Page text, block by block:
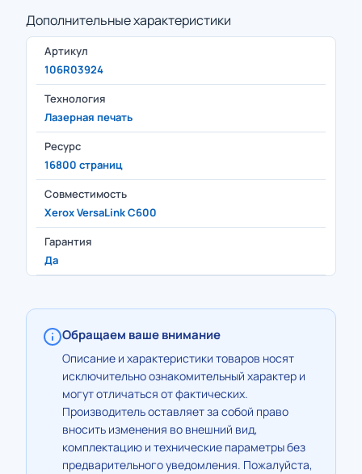
Дополнительные характеристики
Артикул
106R03924
Технология
Лазерная печать
Ресурс
16800 страниц
Совместимость
Xerox VersaLink C600
Гарантия
Да
Обращаем ваше внимание
Описание и характеристики товаров носят
исключительно ознакомительный характер и
могут отличаться от фактических.
Производитель оставляет за собой право
вносить изменения во внешний вид,
комплектацию и технические параметры без
предварительного уведомления. Пожалуйста,